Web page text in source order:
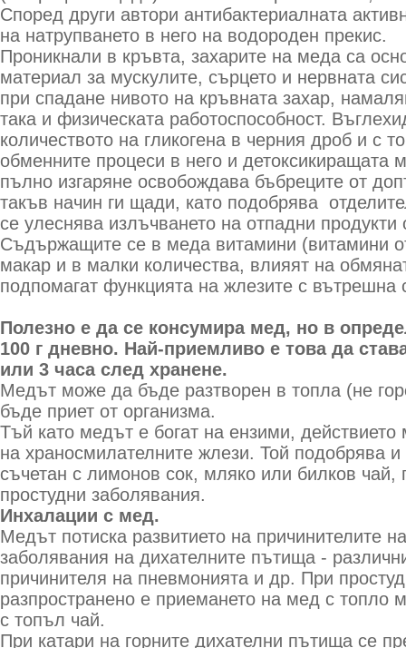
Според други автори антибактериалната
на натрупването в него на водороден прекис.
Проникнали в кръвта, захарите на меда са
материал за мускулите, сърцето и нервната
при спадане нивото на кръвната захар,
така и физическата работоспособност.
количеството на гликогена в черния дроб и с
обменните процеси в него и детоксикиращата
пълно изгаряне освобождава бъбреците от
такъв начин ги щади, като подобрява
се улеснява излъчването на отпадни продукти
Съдържащите се в меда витамини (витамини
макар и в малки количества, влияят на
подпомагат функцията на жлезите с вътрешна
Полезно е да се консумира мед, но в
100 г дневно. Най-приемливо е това да
или 3 часа след хранене.
Медът може да бъде разтворен в топла (не
бъде приет от организма.
Тъй като медът е богат на ензими,
на храносмилателните жлези. Той подобрява
съчетан с лимонов сок, мляко или билков
простудни заболявания.
Инхалации с мед.
Медът потиска развитието на причинителите
заболявания на дихателните пътища -
причинителя на пневмонията и др. При
разпространено е приемането на мед с топло
с топъл чай.
При катари на горните дихателни пътища се